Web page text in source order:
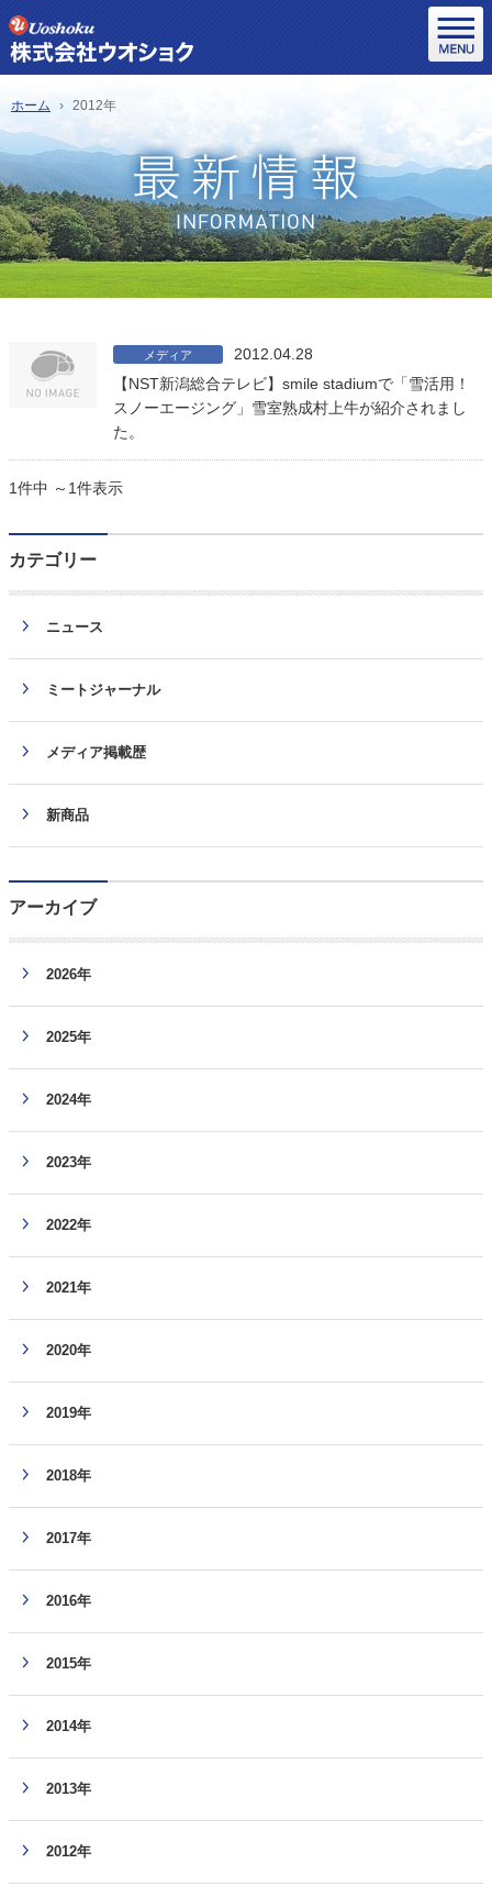
ホーム 2012年
メディア
2012.04.28
【NST新潟総合テレビ】smile stadiumで「雪活用！
スノーエージング」雪室熟成村上牛が紹介されまし
た。
1件中 ～1件表示
カテゴリー
ニュース
ミートジャーナル
メディア掲載歴
新商品
アーカイブ
2026年
2025年
2024年
2023年
2022年
2021年
2020年
2019年
2018年
2017年
2016年
2015年
2014年
2013年
2012年